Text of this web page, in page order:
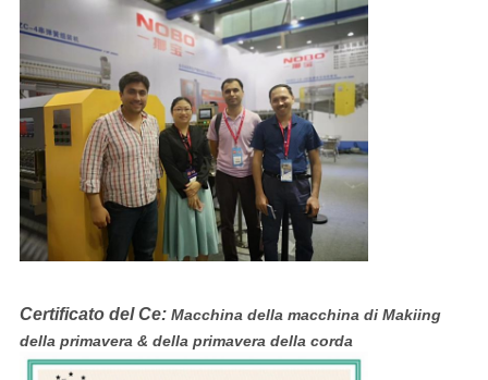
Certificato del Ce: Macchina della macchina di Makiing
della primavera & della primavera della corda